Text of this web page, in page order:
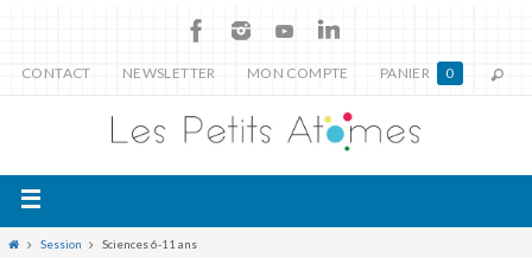
CONTACT NEWSLETTER MON COMPTE PANIER 0
Session Sciences 6-11 ans